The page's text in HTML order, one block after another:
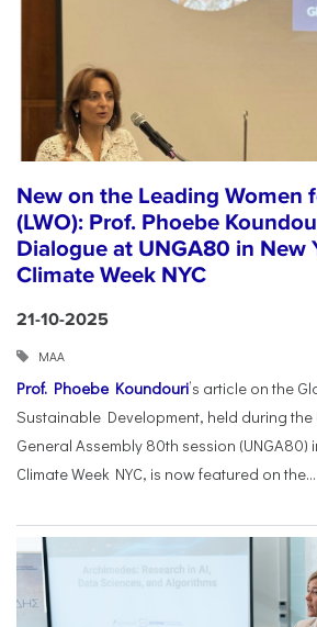
New on the Leading Women
(LWO): Prof. Phoebe
Dialogue at UNGA80 in New
Climate Week NYC
21-10-2025
ΜΑΑ
Prof. Phoebe Koundouri’s article on the
Sustainable Development, held during
General Assembly 80th session (UNGA80)
Climate Week NYC, is now featured on the...